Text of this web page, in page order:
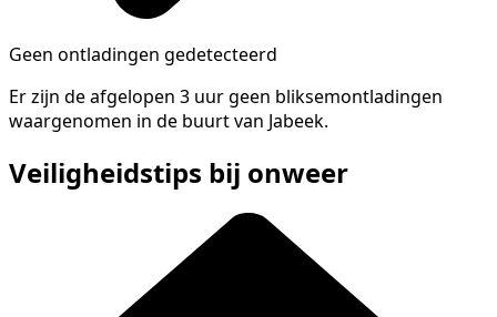
Geen ontladingen gedetecteerd
Er zijn de afgelopen 3 uur geen bliksemontladingen
waargenomen in de buurt van Jabeek.
Veiligheidstips bij onweer